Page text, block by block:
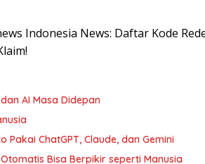
Indonesia News: Daftar Kode
AI Masa Didepan
ChatGPT, Claude, dan Gemini
Bisa Berpikir seperti Manusia